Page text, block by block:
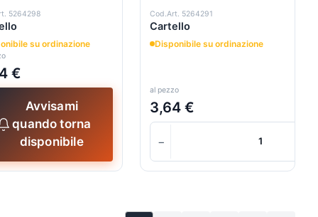
5264298
su ordinazione
€
Avvisami
quando torna
disponibile
Cod.Art. 5264291
Cartello
Disponibile su ordinazione
al pezzo
3,64 €
−